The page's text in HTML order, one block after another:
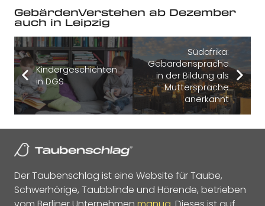
GebärdenVerstehen ab Dezember
auch in Leipzig
Kindergeschichten
in DGS
Südafrika:
Gebärdensprache
in der Bildung als
Muttersprache
anerkannt
Der Taubenschlag ist eine Website für Taube,
Schwerhörige, Taubblinde und Hörende, betrieben